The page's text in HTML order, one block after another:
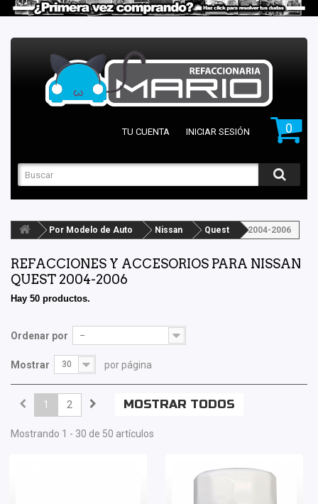
0
TU CUENTA INICIAR SESIÓN
Por Modelo de Auto Nissan Quest 2004-2006
REFACCIONES Y ACCESORIOS PARA NISSAN
QUEST 2004-2006
Hay 50 productos.
Ordenar por --
Mostrar 30 por página
MOSTRAR TODOS
1 2
Mostrando 1 - 30 de 50 artículos